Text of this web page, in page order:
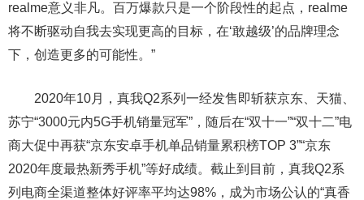
realme意义非凡。百万爆款只是一个阶段性的起点，realme
将不断驱动自我去实现更高的目标，在‘敢越级’的品牌理念
下，创造更多的可能性。”
2020年10月，真我Q2系列一经发售即斩获京东、天猫、
苏宁“3000元内5G手机销量冠军”，随后在“双十一”“双十二”电
商大促中再获“京东安卓手机单品销量累积榜TOP 3”“京东
2020年度最热新秀手机”等好成绩。截止到目前，真我Q2系
列电商全渠道整体好评率平均达98%，成为市场公认的“真香